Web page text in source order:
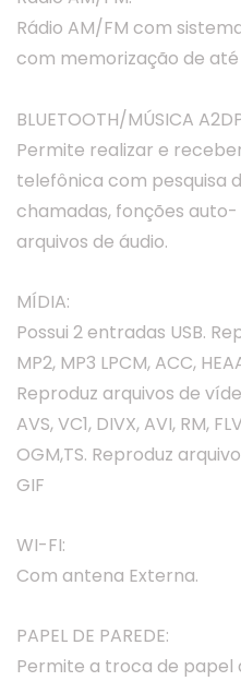
Rádio AM/FM com
com memorização de até
BLUETOOTH/MÚSICA
Permite realizar e
telefônica com pesquisa
chamadas, fonções
arquivos de áudio.
MÍDIA:
Possui 2 entradas USB.
MP2, MP3 LPCM, ACC,
Reproduz arquivos de
AVS, VC1, DIVX, AVI, RM,
OGM,TS. Reproduz
GIF
WI-FI:
Com antena Externa.
PAPEL DE PAREDE:
Permite a troca de papel